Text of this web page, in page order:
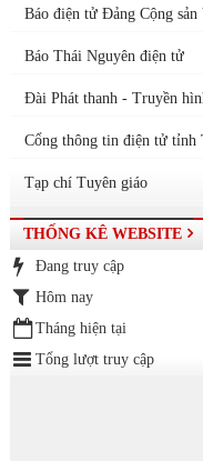
Báo điện tử Đảng Cộng sản
Báo Thái Nguyên điện tử
Đài Phát thanh - Truyền
Cổng thông tin điện tử tỉnh
Tạp chí Tuyên giáo
THỐNG KÊ WEBSITE
Đang truy cập
Hôm nay
Tháng hiện tại
Tổng lượt truy cập